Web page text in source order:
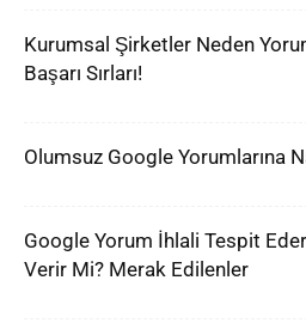
Kurumsal Şirketler Neden
Başarı Sırları!
Olumsuz Google Yorumlarına
Google Yorum İhlali Tespit
Verir Mi? Merak Edilenler